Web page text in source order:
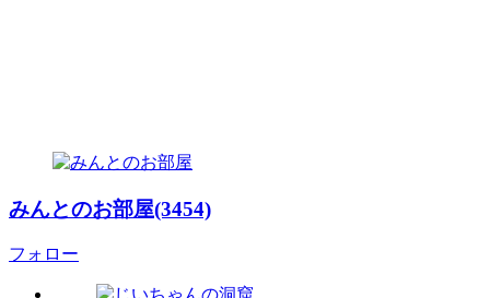
みんとのお部屋(3454)
フォロー